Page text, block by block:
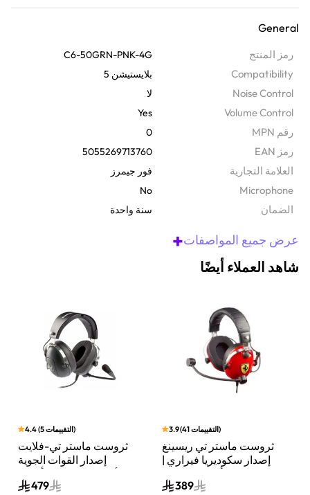
العالمية هذه، والمصممة خصيصًا للتوافق مع العديد من المنصات. تعدك
وطوق الرأس القابل للضبط بتجربة لعب مريحة وغنية مع صوت فائق
الوضوح. ما عليك سوى ضبط مستوى صوت اللعبة والدردشة باستخدام
عناصر التحكم المدمجة بالسبك للحصول على الإعداد الملائم والصحيح في
كل مرة.
General
رمز المنتج C6-50GRN-PNK-4G
Compatibility بلايستيشن 5
Noise Control لا
Volume Control
Yes
رقم MPN 0
رمز EAN 5055269713760
‫العلامة التجارية فور جيمرز
Microphone
No
الضمان‬ سنة واحدة
عرض جميع المواصفات+
شاهد العملاء أيضًا
4.4(5التقييمات)
ثروست ماستر تي-فلايت
إصدار القوات الجوية
الأمريكية | سماعة ألعاب
سلكية فوق الأذن | تصميم
479
3.9(41التقييمات)
ثروست ماستر تي ريسينغ
إصدار سكوديريا فيراري |
سماعة ألعاب سلكية |
تصميم رسمي من فيراري،
389